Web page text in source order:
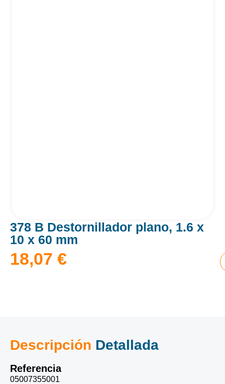
378 B Destornillador plano, 1.6 x
10 x 60 mm
18,07 €
Descripción Detallada
Referencia
05007355001